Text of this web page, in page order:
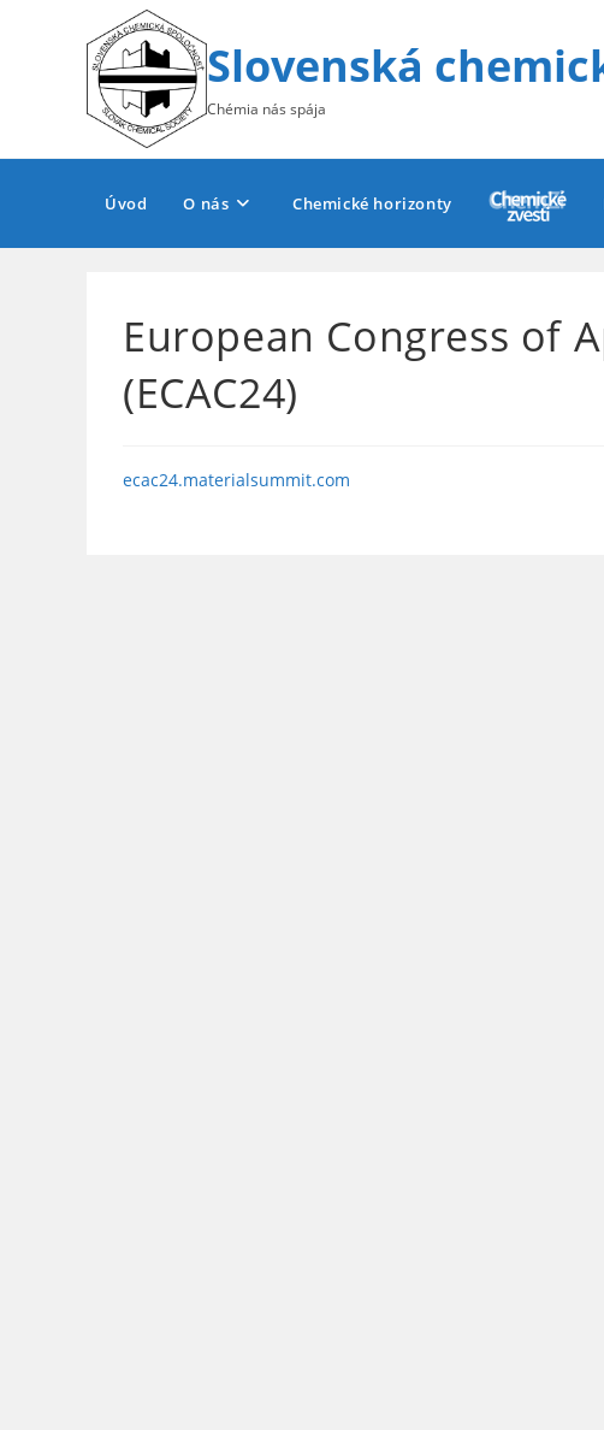
Slovenská
Chémia nás spája
Úvod O nás Chemické horizonty
European Congress of
(ECAC24)
ecac24.materialsummit.com